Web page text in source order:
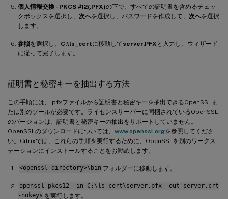
個人情報交換 - PKCS #12(.PFX)の下で、すべての証明書を含めるチェッ
クボックスを選択し、 次へを選択し、パスワードを作成して、 次へを選択
します。
参照を選択し、 C:\ls_certに移動してserver.PFX と入力し、ウィザード
に従って完了します。
証明書と秘密キーを抽出する方法
この手順には、.pfxファイルから証明書と秘密キーを抽出できるOpenSSLま
たは別のツールが必要です。ライセンスサーバーに同梱されているOpenSSL
のバージョンは、証明書と秘密キーの抽出をサポートしていません。
OpenSSLのダウンロードについては、 www.openssl.orgを参照してくださ
い。Citrixでは、これらの手順を実行するために、OpenSSLを別のワークス
テーションにインストールすることをお勧めします。
<openssl directory>\bin フォルダーに移動します。
openssl pkcs12 -in C:\ls_cert\server.pfx -out server.crt
-nokeys を実行します。